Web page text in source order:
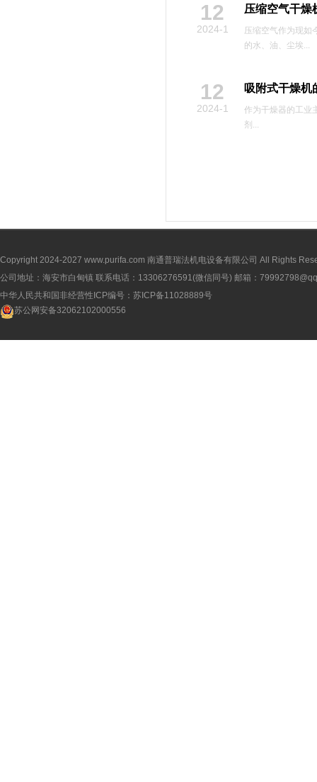
12
2024-1
压缩空气干燥
压缩空气作为现如
的水、油、尘埃...
12
2024-1
吸附式干燥机
作为干燥器的工业
剂...
Copyright 2024-2027 www.purifa.com 南通普瑞法机电设备有限公司 All Rights
公司地址：海安市白甸镇 联系电话：13306276591(微信同号) 邮箱：
中华人民共和国非经营性ICP编号： 苏ICP备11028889号
苏公网安备32062102000556